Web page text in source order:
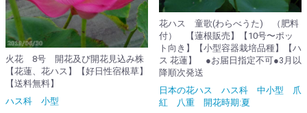
火花 8号 開花及び開花見込み株
【花蓮、花ハス】【好日性宿根草】
【送料無料】
ハス科 小型
花ハス 童歌(わらべうた) （肥料
付） 【蓮根販売】【10号〜ポッ
ト向き】【小型容器栽培品種】【ハ
ス 花蓮】 ●お届日指定不可●3月以
降順次発送
日本の花ハス ハス科 中小型 爪
紅 八重 開花時期:夏